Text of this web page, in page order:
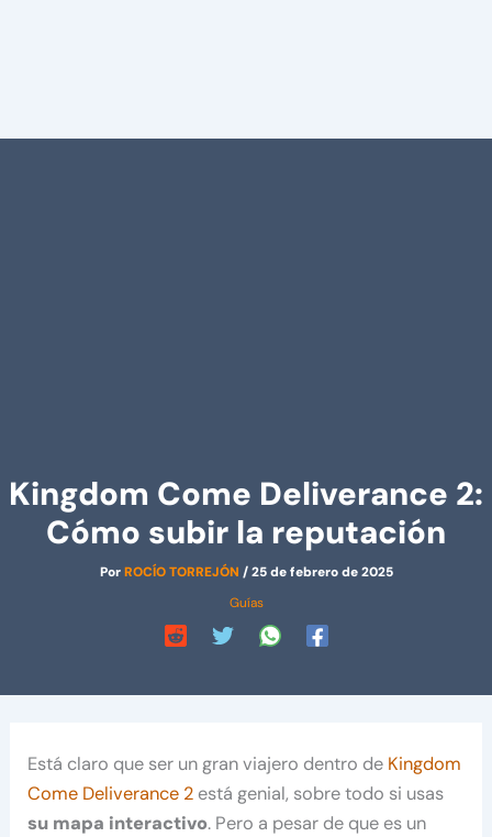
Kingdom Come Deliverance 2:
Cómo subir la reputación
PorROCÍO TORREJÓN /25 de febrero de 2025
Guías
Está claro que ser un gran viajero dentro de Kingdom
Come Deliverance 2 está genial, sobre todo si usas
su mapa interactivo. Pero a pesar de que es un